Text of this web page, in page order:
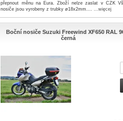
přepnout měnu na Eura. Zboží nelze zaslat v CZK
nosiče jsou vyrobeny z trubky ø18x2mm.......więcej
Boční nosiče Suzuki Freewind XF650 RAL
černá